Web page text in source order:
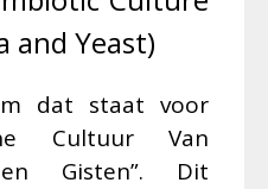
and Yeast)
dat staat voor
Cultuur Van
Gisten”. Dit